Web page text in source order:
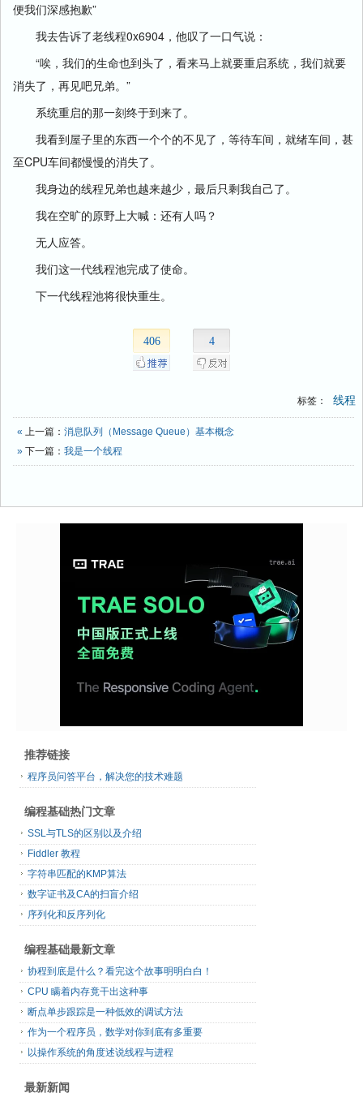
便我们深感抱歉”
我去告诉了老线程0x6904，他叹了一口气说：
“唉，我们的生命也到头了，看来马上就要重启系统，我们就要
消失了，再见吧兄弟。”
系统重启的那一刻终于到来了。
我看到屋子里的东西一个个的不见了，等待车间，就绪车间，甚
至CPU车间都慢慢的消失了。
我身边的线程兄弟也越来越少，最后只剩我自己了。
我在空旷的原野上大喊：还有人吗？
无人应答。
我们这一代线程池完成了使命。
下一代线程池将很快重生。
406 4
标签： 线程
« 上一篇： 消息队列（Message Queue）基本概念
» 下一篇： 我是一个线程
推荐链接
程序员问答平台，解决您的技术难题
编程基础热门文章
SSL与TLS的区别以及介绍
Fiddler 教程
字符串匹配的KMP算法
数字证书及CA的扫盲介绍
序列化和反序列化
编程基础最新文章
协程到底是什么？看完这个故事明明白白！
CPU 瞒着内存竟干出这种事
断点单步跟踪是一种低效的调试方法
作为一个程序员，数学对你到底有多重要
以操作系统的角度述说线程与进程
最新新闻